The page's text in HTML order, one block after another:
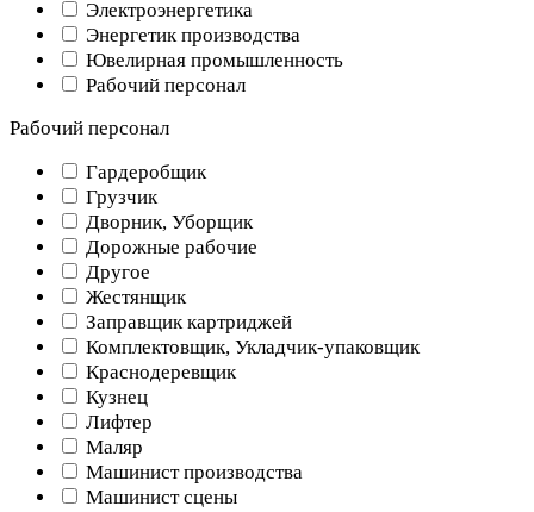
Электроэнергетика
Энергетик производства
Ювелирная промышленность
Рабочий персонал
Рабочий персонал
Гардеробщик
Грузчик
Дворник, Уборщик
Дорожные рабочие
Другое
Жестянщик
Заправщик картриджей
Комплектовщик, Укладчик-упаковщик
Краснодеревщик
Кузнец
Лифтер
Маляр
Машинист производства
Машинист сцены